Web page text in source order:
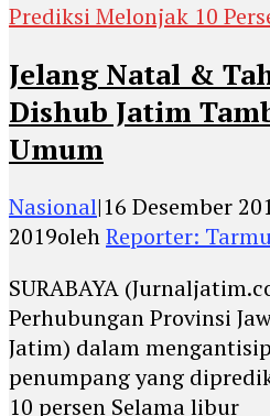
Prediksi Melonjak 10
Jelang Natal &
Dishub Jatim
Umum
Nasional|16 Desember
2019olehReporter:
SURABAYA
Perhubungan Provinsi
Jatim) dalam
penumpang yang
10 persen Selama libur